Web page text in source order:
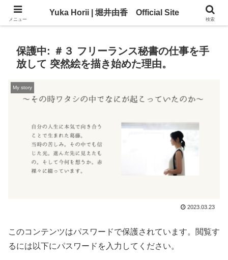
Yuka Horii | 堀井由香 Official Site
保護中: ＃３ フリーランス秘書の仕事を手
放して 突然絵を描き始めた理由。
My story
2023.03.23
このコンテンツはパスワードで保護されています。閲覧す
るには以下にパスワードを入力してください。
メニュー
Yuka Horii | 堀井由香 Official Site
検索